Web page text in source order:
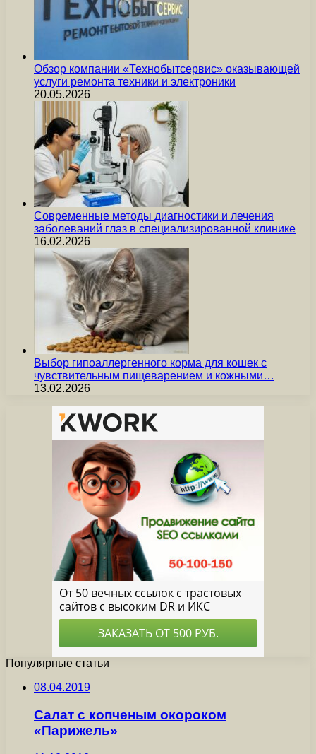
Обзор компании «Технобытсервис» оказывающей
услуги ремонта техники и электроники
20.05.2026
Современные методы диагностики и лечения
заболеваний глаз в специализированной клинике
16.02.2026
Выбор гипоаллергенного корма для кошек с
чувствительным пищеварением и кожными…
13.02.2026
Популярные статьи
08.04.2019
Салат с копченым окороком
«Парижель»